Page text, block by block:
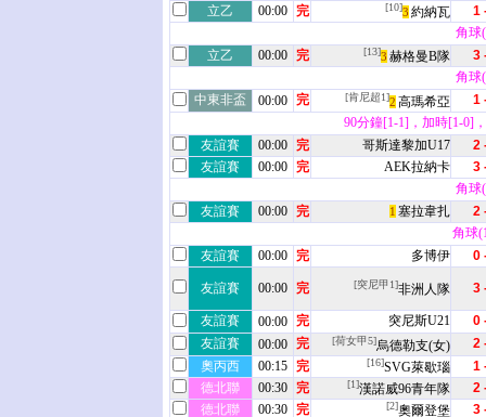
立乙
00:00 完 [10]3 約納瓦
1
角球
立乙
00:00 完 [13]3 赫格曼B隊
3
角球
中東非盃
00:00 完 [肯尼超1]2 高瑪希亞
1
90分鐘[1-1]，加時[1-0]
友誼賽
00:00 完 哥斯達黎加U17
2
友誼賽
00:00 完 AEK拉納卡
3
角球
友誼賽
00:00 完 1 塞拉韋扎
2
角球
友誼賽
00:00 完 多博伊 0
友誼賽 00:00 完 [突尼甲1]非洲人隊 3
友誼賽 00:00 完 突尼斯U21
0
友誼賽
00:00 完 [荷女甲5]烏德勒支(女)
2
奧丙西
00:15 完 [16]SVG萊歇瑙
1
德北聯
00:30 完 [1]漢諾威96青年隊
2
德北聯
00:30 完 [2]奧爾登堡 3